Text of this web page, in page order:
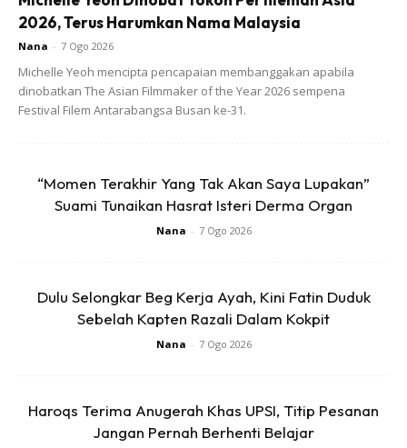
“Bagi yang pernah buat, korang mesti dah lama tak buat
perkongsian terbarunya di facebook.
Buat follower Keluarga, sila guna kod promo KELGSP5
2026, Terus Harumkan Nama Malaysia
Nana - 7 Ogo 2026
Michelle Yeoh mencipta pencapaian membanggakan apabila
dinobatkan The Asian Filmmaker of the Year 2026 sempena
Festival Filem Antarabangsa Busan ke-31.
“Momen Terakhir Yang Tak Akan Saya Lupakan”
Suami Tunaikan Hasrat Isteri Derma Organ
Nana - 7 Ogo 2026
Dulu Selongkar Beg Kerja Ayah, Kini Fatin Duduk
Sebelah Kapten Razali Dalam Kokpit
Nana - 7 Ogo 2026
Haroqs Terima Anugerah Khas UPSI, Titip Pesanan
Jangan Pernah Berhenti Belajar